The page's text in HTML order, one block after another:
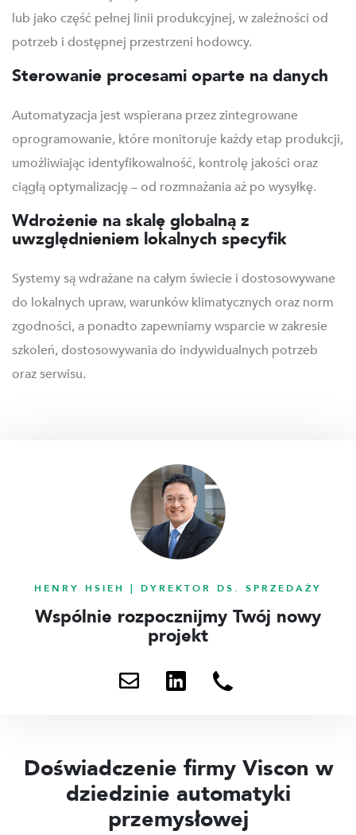
lub jako część pełnej linii produkcyjnej, w zależności od
potrzeb i dostępnej przestrzeni hodowcy.
Sterowanie procesami oparte na danych
Automatyzacja jest wspierana przez zintegrowane
oprogramowanie, które monitoruje każdy etap produkcji,
umożliwiając identyfikowalność, kontrolę jakości oraz
ciągłą optymalizację – od rozmnażania aż po wysyłkę.
Wdrożenie na skalę globalną z
uwzględnieniem lokalnych specyfik
Systemy są wdrażane na całym świecie i dostosowywane
do lokalnych upraw, warunków klimatycznych oraz norm
zgodności, a ponadto zapewniamy wsparcie w zakresie
szkoleń, dostosowywania do indywidualnych potrzeb
oraz serwisu.
HENRY HSIEH | DYREKTOR DS. SPRZEDAŻY
Wspólnie rozpocznijmy Twój nowy
projekt
e-
mail
przez
LinkedIn
252
09
729
Doświadczenie firmy Viscon w
dziedzinie automatyki
przemysłowej